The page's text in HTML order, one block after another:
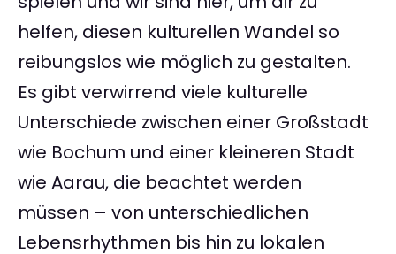
helfen, diesen kulturellen Wandel so
reibungslos wie möglich zu gestalten.
Es gibt verwirrend viele kulturelle
Unterschiede zwischen einer Großstadt
wie Bochum und einer kleineren Stadt
wie Aarau, die beachtet werden
müssen – von unterschiedlichen
Lebensrhythmen bis hin zu lokalen